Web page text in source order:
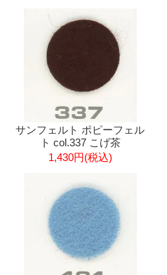
サンフェルト ポピーフェル
ト col.337 こげ茶
1,430円(税込)